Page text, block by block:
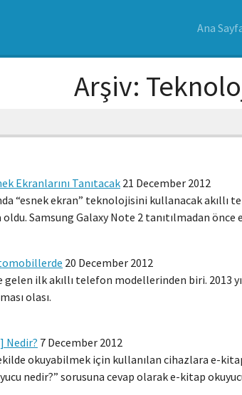
Ana
Arşiv:
Ekranlarını Tanıtacak 21 December 2012
“esnek ekran” teknolojisini kullanacak
oldu. Samsung Galaxy Note 2 tanıtılmadan
20 December 2012
ilk akıllı telefon modellerinden biri. 2013
olası.
Nedir? 7 December 2012
okuyabilmek için kullanılan cihazlara e-
nedir?” sorusuna cevap olarak e-kitap